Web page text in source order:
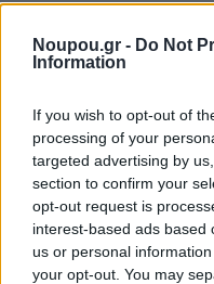
Noupou.gr - Do Not
Information
If you wish to opt-out of
processing of your
targeted advertising by
section to confirm your
opt-out request is
interest-based ads based
us or personal
your opt-out. You may
TagsCulture Απόκριες
Ξέρεις να
ενός